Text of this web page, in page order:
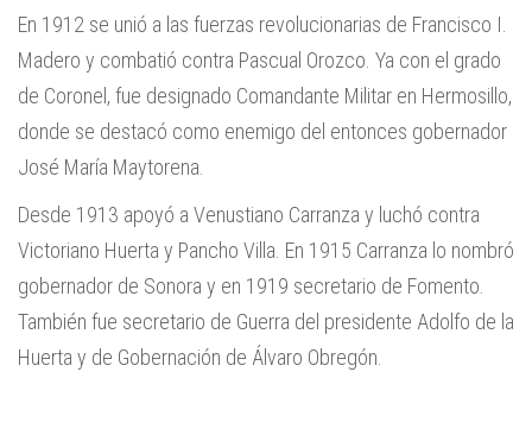
En 1912 se unió a las fuerzas revolucionarias de Francisco I.
Madero y combatió contra Pascual Orozco. Ya con el grado
de Coronel, fue designado Comandante Militar en Hermosillo,
donde se destacó como enemigo del entonces gobernador
José María Maytorena.
Desde 1913 apoyó a Venustiano Carranza y luchó contra
Victoriano Huerta y Pancho Villa. En 1915 Carranza lo nombró
gobernador de Sonora y en 1919 secretario de Fomento.
También fue secretario de Guerra del presidente Adolfo de la
Huerta y de Gobernación de Álvaro Obregón.